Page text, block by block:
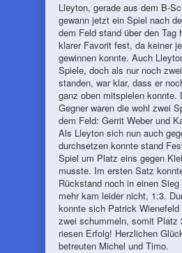
Lleyton, gerade aus dem B-
gewann jetzt ein Spiel nach
dem Feld stand über den Tag
klarer Favorit fest, da keiner
gewinnen konnte. Auch
Spiele, doch als nur noch
standen, war klar, dass er
ganz oben mitspielen konnte.
Gegner waren die wohl zwei
dem Feld: Gerrit Weber und
Als Lleyton sich nun auch
durchsetzen konnte stand
Spiel um Platz eins gegen
musste. Im ersten Satz
Rückstand noch in einen
mehr kam leider nicht, 1:3.
konnte sich Patrick
zwei schummeln, somit Platz
riesen Erfolg! Herzlichen
betreuten Michel und Timo.